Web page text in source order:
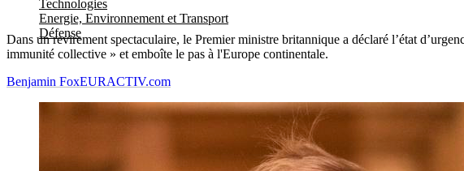
Technologies
Energie, Environnement et Transport
Défense
Dans un revirement spectaculaire, le Premier ministre britannique a déclaré l’état
immunité collective » et emboîte le pas à l'Europe continentale.
Benjamin FoxEURACTIV.com